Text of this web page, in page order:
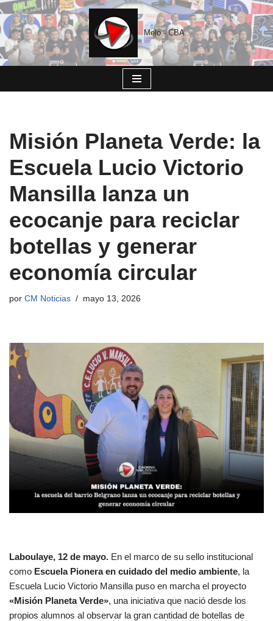
Saltar
al
contenido
Melo - CBA
Misión Planeta Verde: la
Escuela Lucio Victorio
Mansilla lanza un
ecocanje para reciclar
botellas y generar
economía circular
por CM Noticias mayo 13, 2026
Laboulaye, 12 de mayo. En el marco de su sello institucional
como Escuela Pionera en cuidado del medio ambiente, la
Escuela Lucio Victorio Mansilla puso en marcha el proyecto
«Misión Planeta Verde», una iniciativa que nació desde los
propios alumnos al observar la gran cantidad de botellas de